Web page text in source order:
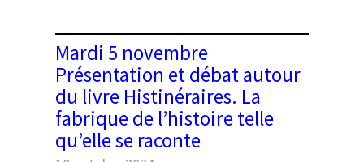
et
sortir
de
la
métropole
(post)coloniale »
Mardi 5 novembre
Présentation et débat autour
du livre Histinéraires. La
fabrique de l’histoire telle
qu’elle se raconte